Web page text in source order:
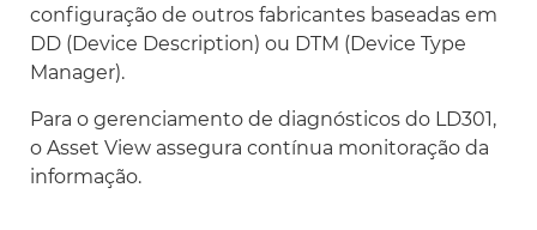
configuração de outros fabricantes baseadas em
DD (Device Description) ou DTM (Device Type
Manager).
Para o gerenciamento de diagnósticos do LD301,
o Asset View assegura contínua monitoração da
informação.